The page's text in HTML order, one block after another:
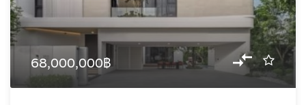
68,000,000฿